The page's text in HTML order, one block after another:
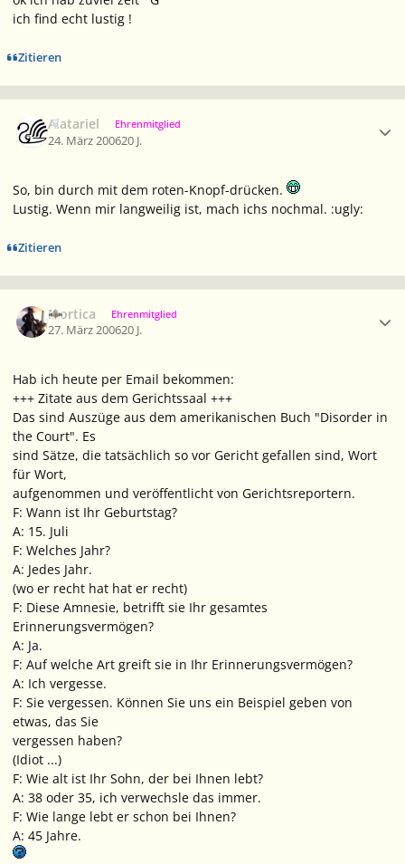
ich find echt lustig !
Zitieren
Alatariel Ehrenmitglied
24. März 200620 J.
So, bin durch mit dem roten-Knopf-drücken.
Lustig. Wenn mir langweilig ist, mach ichs nochmal. :ugly:
Zitieren
Mortica Ehrenmitglied
27. März 200620 J.
Hab ich heute per Email bekommen:
+++ Zitate aus dem Gerichtssaal +++
Das sind Auszüge aus dem amerikanischen Buch "Disorder in
the Court". Es
sind Sätze, die tatsächlich so vor Gericht gefallen sind, Wort
für Wort,
aufgenommen und veröffentlicht von Gerichtsreportern.
F: Wann ist Ihr Geburtstag?
A: 15. Juli
F: Welches Jahr?
A: Jedes Jahr.
(wo er recht hat hat er recht)
F: Diese Amnesie, betrifft sie Ihr gesamtes
Erinnerungsvermögen?
A: Ja.
F: Auf welche Art greift sie in Ihr Erinnerungsvermögen?
A: Ich vergesse.
F: Sie vergessen. Können Sie uns ein Beispiel geben von
etwas, das Sie
vergessen haben?
(Idiot ...)
F: Wie alt ist Ihr Sohn, der bei Ihnen lebt?
A: 38 oder 35, ich verwechsle das immer.
F: Wie lange lebt er schon bei Ihnen?
A: 45 Jahre.